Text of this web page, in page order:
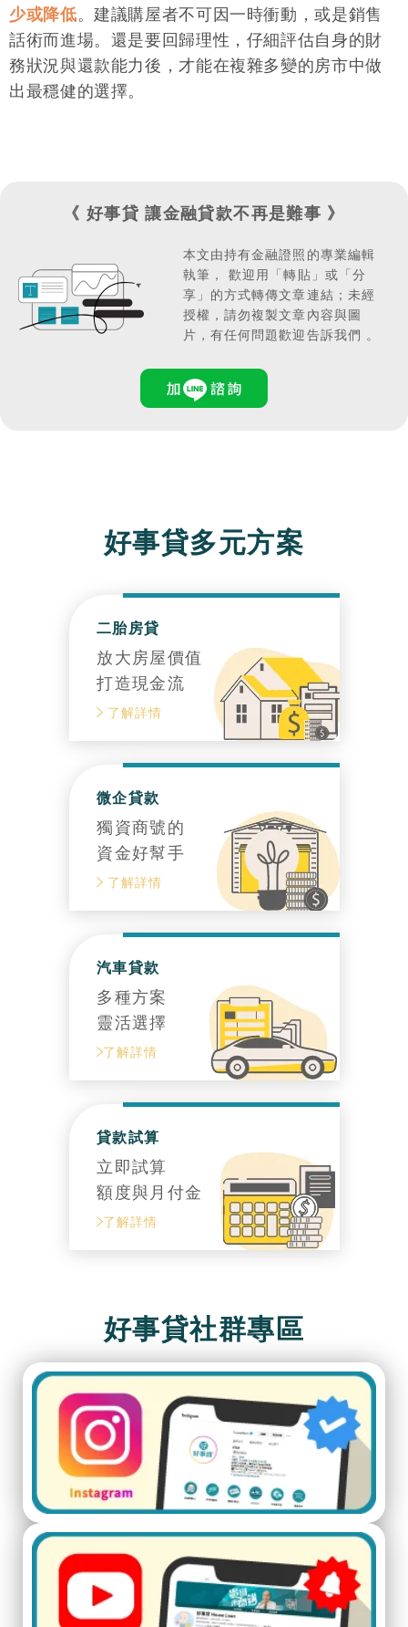
位，最終將面臨違約的風險。
少或降低。建議購屋者不可因一時衝動，或是銷售
話術而進場。還是要回歸理性，仔細評估自身的財
務狀況與還款能力後，才能在複雜多變的房市中做
出最穩健的選擇。
《 好事貸 讓金融貸款不再是難事 》
本文由持有金融證照的專業編輯
執筆，
歡迎用「轉貼」或「分
享」的方式轉傳文章連結； 未經
授權，請勿複製文章內容與圖
片，有任何問題歡迎告訴我們 。
好事貸多元方案
二胎房貸
放大房屋價值
打造現金流
了解詳情
微企貸款
獨資商號的
資金好幫手
了解詳情
汽車貸款
多種方案
靈活選擇
了解詳情
貸款試算
立即試算
額度與月付金
了解詳情
好事貸社群專區